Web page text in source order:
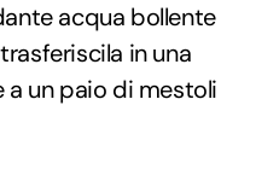
acqua bollente
in una
un paio di mestoli